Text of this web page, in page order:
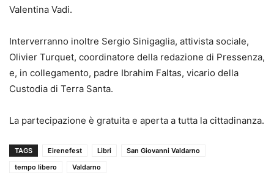
Valentina Vadi.
Interverranno inoltre Sergio Sinigaglia, attivista sociale,
Olivier Turquet, coordinatore della redazione di Pressenza,
e, in collegamento, padre Ibrahim Faltas, vicario della
Custodia di Terra Santa.
La partecipazione è gratuita e aperta a tutta la cittadinanza.
TAGS Eirenefest Libri
San Giovanni Valdarno
tempo libero
Valdarno